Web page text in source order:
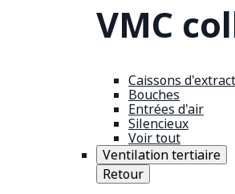
VMC
Caissons
Bouches
Entrées d'air
Silencieux
Voir tout
Ventilation tertiaire
Retour